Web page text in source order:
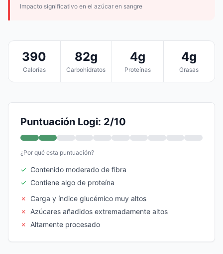
Impacto significativo en el azúcar en sangre
390
Calorías
82g
Carbohidratos
4g
Proteínas
4g
Grasas
Puntuación Logi: 2/10
¿Por qué esta puntuación?
✓ Contenido moderado de fibra
✓ Contiene algo de proteína
✗
Carga y índice glucémico muy altos
✗
Azúcares añadidos extremadamente altos
✗
Altamente procesado